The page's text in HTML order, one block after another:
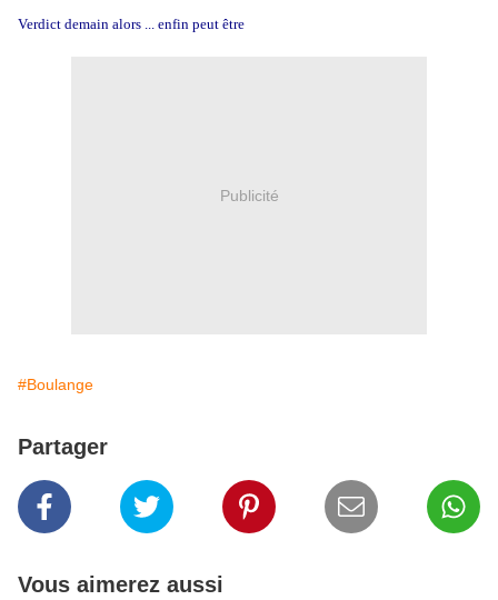
Verdict demain alors ... enfin peut être
Publicité
#Boulange
Partager
Vous aimerez aussi